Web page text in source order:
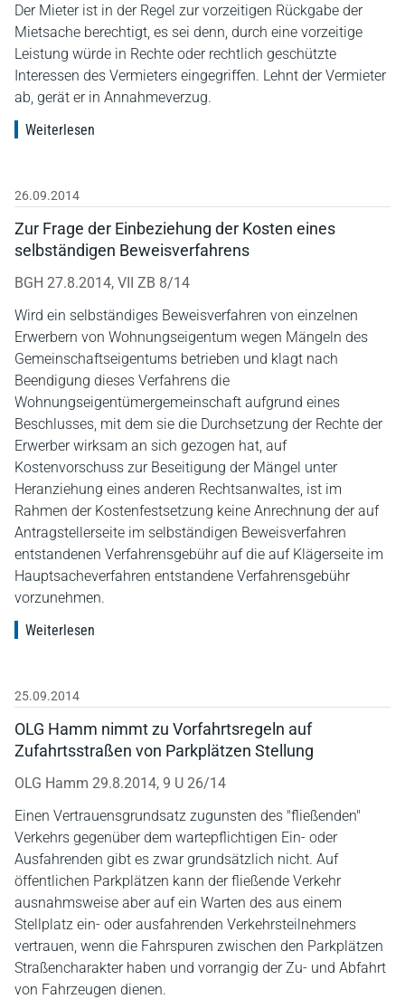
Der Mieter ist in der Regel zur vorzeitigen Rückgabe der
Mietsache berechtigt, es sei denn, durch eine vorzeitige
Leistung würde in Rechte oder rechtlich geschützte
Interessen des Vermieters eingegriffen. Lehnt der Vermieter
ab, gerät er in Annahmeverzug.
Weiterlesen
26.09.2014
Zur Frage der Einbeziehung der Kosten eines
selbständigen Beweisverfahrens
BGH 27.8.2014, VII ZB 8/14
Wird ein selbständiges Beweisverfahren von einzelnen
Erwerbern von Wohnungseigentum wegen Mängeln des
Gemeinschaftseigentums betrieben und klagt nach
Beendigung dieses Verfahrens die
Wohnungseigentümergemeinschaft aufgrund eines
Beschlusses, mit dem sie die Durchsetzung der Rechte der
Erwerber wirksam an sich gezogen hat, auf
Kostenvorschuss zur Beseitigung der Mängel unter
Heranziehung eines anderen Rechtsanwaltes, ist im
Rahmen der Kostenfestsetzung keine Anrechnung der auf
Antragstellerseite im selbständigen Beweisverfahren
entstandenen Verfahrensgebühr auf die auf Klägerseite im
Hauptsacheverfahren entstandene Verfahrensgebühr
vorzunehmen.
Weiterlesen
25.09.2014
OLG Hamm nimmt zu Vorfahrtsregeln auf
Zufahrtsstraßen von Parkplätzen Stellung
OLG Hamm 29.8.2014, 9 U 26/14
Einen Vertrauensgrundsatz zugunsten des "fließenden"
Verkehrs gegenüber dem wartepflichtigen Ein- oder
Ausfahrenden gibt es zwar grundsätzlich nicht. Auf
öffentlichen Parkplätzen kann der fließende Verkehr
ausnahmsweise aber auf ein Warten des aus einem
Stellplatz ein- oder ausfahrenden Verkehrsteilnehmers
vertrauen, wenn die Fahrspuren zwischen den Parkplätzen
Straßencharakter haben und vorrangig der Zu- und Abfahrt
von Fahrzeugen dienen.